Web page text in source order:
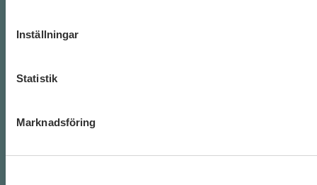
Inställningar
Statistik
Marknadsföring
Vi håller kreativa utbildningar i modern
retorik och kommunikation. Har ni en
vi ger dig lösningarna för att det ska landa
Prenumerera gärna på vårt nyhetsbrev